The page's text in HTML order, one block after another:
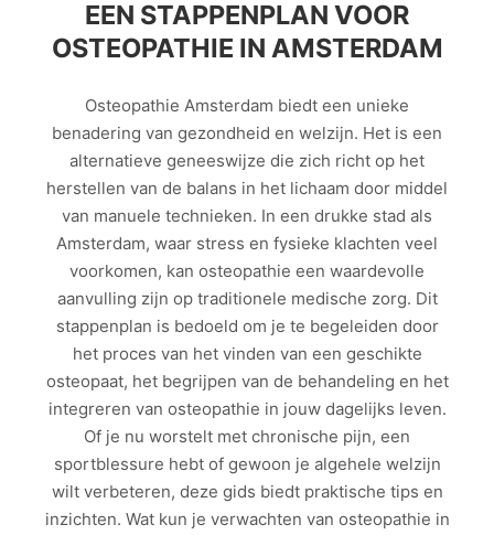
EEN STAPPENPLAN VOOR
OSTEOPATHIE IN AMSTERDAM
Osteopathie Amsterdam biedt een unieke
benadering van gezondheid en welzijn. Het is een
alternatieve geneeswijze die zich richt op het
herstellen van de balans in het lichaam door middel
van manuele technieken. In een drukke stad als
Amsterdam, waar stress en fysieke klachten veel
voorkomen, kan osteopathie een waardevolle
aanvulling zijn op traditionele medische zorg. Dit
stappenplan is bedoeld om je te begeleiden door
het proces van het vinden van een geschikte
osteopaat, het begrijpen van de behandeling en het
integreren van osteopathie in jouw dagelijks leven.
Of je nu worstelt met chronische pijn, een
sportblessure hebt of gewoon je algehele welzijn
wilt verbeteren, deze gids biedt praktische tips en
inzichten. Wat kun je verwachten van osteopathie in